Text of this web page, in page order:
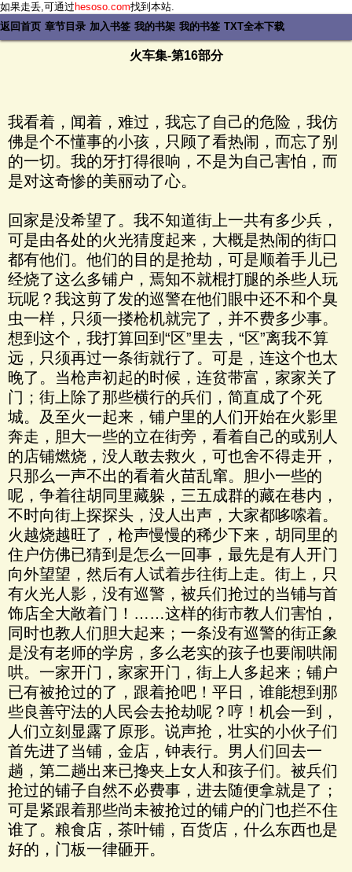
如果走丢,可通过hesoso.com找到本站.
返回首页 章节目录 加入书签 我的书架 我的书签 TXT全本下载
火车集-第16部分
我看着，闻着，难过，我忘了自己的危险，我仿
佛是个不懂事的小孩，只顾了看热闹，而忘了别
的一切。我的牙打得很响，不是为自己害怕，而
是对这奇惨的美丽动了心。
回家是没希望了。我不知道街上一共有多少兵，
可是由各处的火光猜度起来，大概是热闹的街口
都有他们。他们的目的是抢劫，可是顺着手儿已
经烧了这么多铺户，焉知不就棍打腿的杀些人玩
玩呢？我这剪了发的巡警在他们眼中还不和个臭
虫一样，只须一搂枪机就完了，并不费多少事。
想到这个，我打算回到“区”里去，“区”离我不算
远，只须再过一条街就行了。可是，连这个也太
晚了。当枪声初起的时候，连贫带富，家家关了
门；街上除了那些横行的兵们，简直成了个死
城。及至火一起来，铺户里的人们开始在火影里
奔走，胆大一些的立在街旁，看着自己的或别人
的店铺燃烧，没人敢去救火，可也舍不得走开，
只那么一声不出的看着火苗乱窜。胆小一些的
呢，争着往胡同里藏躲，三五成群的藏在巷内，
不时向街上探探头，没人出声，大家都哆嗦着。
火越烧越旺了，枪声慢慢的稀少下来，胡同里的
住户仿佛已猜到是怎么一回事，最先是有人开门
向外望望，然后有人试着步往街上走。街上，只
有火光人影，没有巡警，被兵们抢过的当铺与首
饰店全大敞着门！……这样的街市教人们害怕，
同时也教人们胆大起来；一条没有巡警的街正象
是没有老师的学房，多么老实的孩子也要闹哄闹
哄。一家开门，家家开门，街上人多起来；铺户
已有被抢过的了，跟着抢吧！平日，谁能想到那
些良善守法的人民会去抢劫呢？哼！机会一到，
人们立刻显露了原形。说声抢，壮实的小伙子们
首先进了当铺，金店，钟表行。男人们回去一
趟，第二趟出来已搀夹上女人和孩子们。被兵们
抢过的铺子自然不必费事，进去随便拿就是了；
可是紧跟着那些尚未被抢过的铺户的门也拦不住
谁了。粮食店，茶叶铺，百货店，什么东西也是
好的，门板一律砸开。